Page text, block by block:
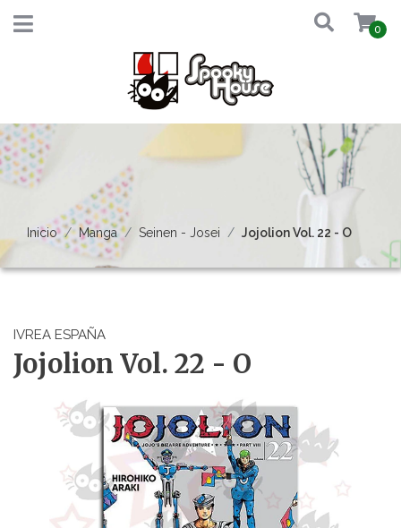
0
Inicio Manga Seinen - Josei Jojolion Vol. 22 - O
IVREA ESPAÑA
Jojolion Vol. 22 - O